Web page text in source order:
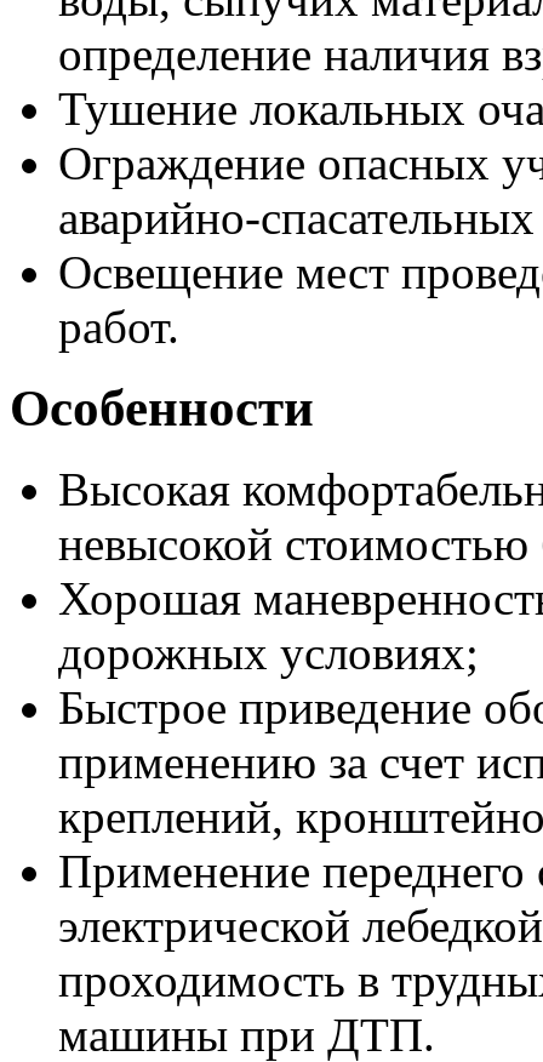
определение наличия
Тушение локальных
Ограждение опасных
аварийно-
Освещение мест
работ.
Особенности
Высокая
невысокой стоимостью
Хорошая
дорожных условиях;
Быстрое приведение
применению за счет
креплений,
Применение переднего
электрической
проходимость в
машины при ДТП.